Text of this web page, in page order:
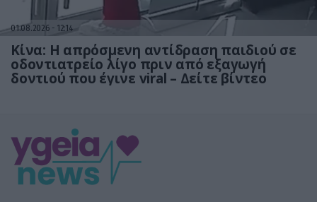
01.08.2026 12:14
Κίνα: Η απρόσμενη αντίδραση παιδιού σε
οδοντιατρείο λίγο πριν από εξαγωγή
δοντιού που έγινε viral – Δείτε βίντεο